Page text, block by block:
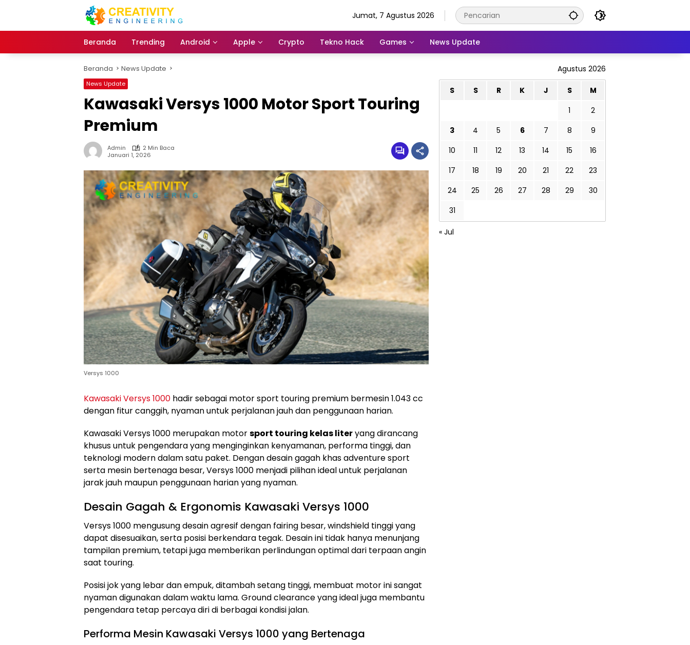
Jumat, 7 Agustus 2026
Beranda Trending Android Apple Crypto Tekno Hack Games News Update
Beranda News Update
News Update
Kawasaki Versys 1000 Motor Sport Touring
Premium
Admin
2 Min Baca
Januari 1, 2026
Versys 1000
Kawasaki Versys 1000 hadir sebagai motor sport touring premium bermesin 1.043 cc
dengan fitur canggih, nyaman untuk perjalanan jauh dan penggunaan harian.
Kawasaki Versys 1000 merupakan motorsport touring kelas literyang dirancang
khusus untuk pengendara yang menginginkan kenyamanan, performa tinggi, dan
teknologi modern dalam satu paket. Dengan desain gagah khas adventure sport
serta mesin bertenaga besar, Versys 1000 menjadi pilihan ideal untuk perjalanan
jarak jauh maupun penggunaan harian yang nyaman.
Desain Gagah & Ergonomis Kawasaki Versys 1000
Versys 1000 mengusung desain agresif dengan fairing besar, windshield tinggi yang
dapat disesuaikan, serta posisi berkendara tegak. Desain ini tidak hanya menunjang
tampilan premium, tetapi juga memberikan perlindungan optimal dari terpaan angin
saat touring.
Posisi jok yang lebar dan empuk, ditambah setang tinggi, membuat motor ini sangat
nyaman digunakan dalam waktu lama. Ground clearance yang ideal juga membantu
pengendara tetap percaya diri di berbagai kondisi jalan.
Performa Mesin Kawasaki Versys 1000 yang Bertenaga
Agustus 2026
S S R K J S
M
1
2
3
4 5 6 7 8
9
10
11 12 13 14 15
16
17
18 19 20 21 22
23
24
25 26 27 28 29
30
31
« Jul